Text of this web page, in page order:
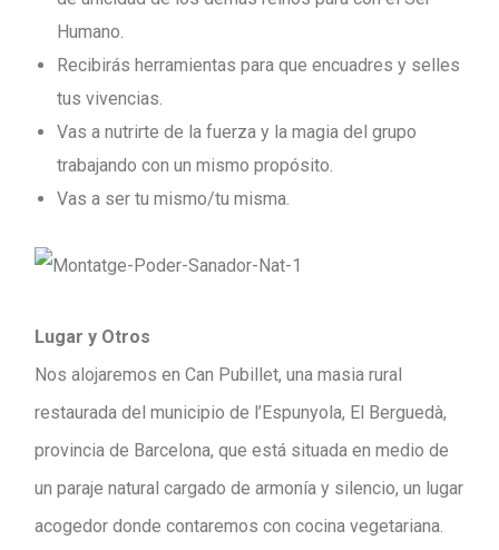
Humano.
Recibirás herramientas para que encuadres y selles
tus vivencias.
Vas a nutrirte de la fuerza y la magia del grupo
trabajando con un mismo propósito.
Vas a ser tu mismo/tu misma.
Lugar y Otros
Nos alojaremos en Can Pubillet, una masia rural
restaurada del municipio de l’Espunyola, El Berguedà,
provincia de Barcelona, que está situada en medio de
un paraje natural cargado de armonía y silencio, un lugar
acogedor donde contaremos con cocina vegetariana.